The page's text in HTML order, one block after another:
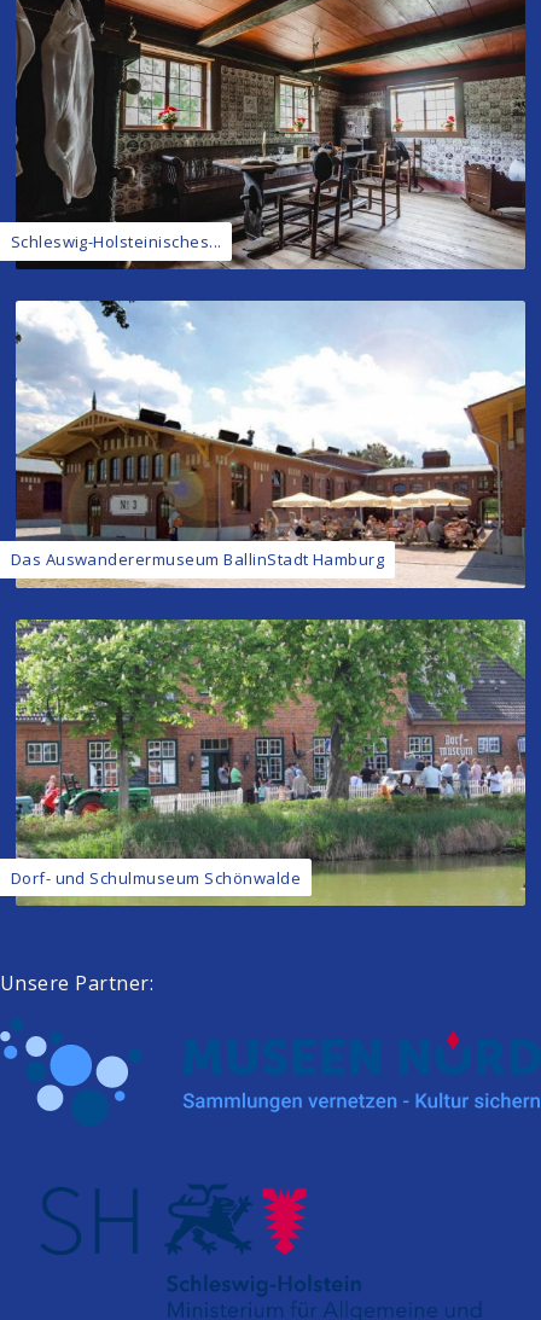
Schleswig-Holsteinisches...
Das Auswanderermuseum BallinStadt Hamburg
Dorf- und Schulmuseum Schönwalde
Unsere Partner: